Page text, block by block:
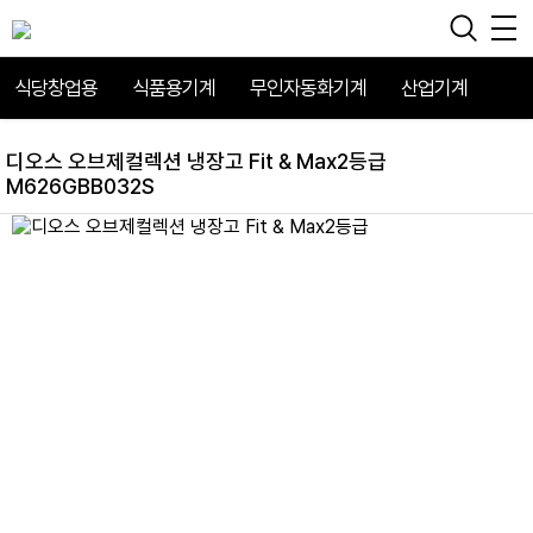
식당창업용 식품용기계 무인자동화기계 산업기계
디오스 오브제컬렉션 냉장고 Fit & Max2등급
M626GBB032S